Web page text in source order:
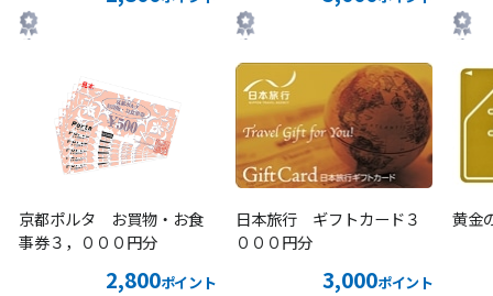
京都ポルタ お買物・お食
事券３，０００円分
2,800ポイント
日本旅行 ギフトカード３
０００円分
3,000ポイント
黄金